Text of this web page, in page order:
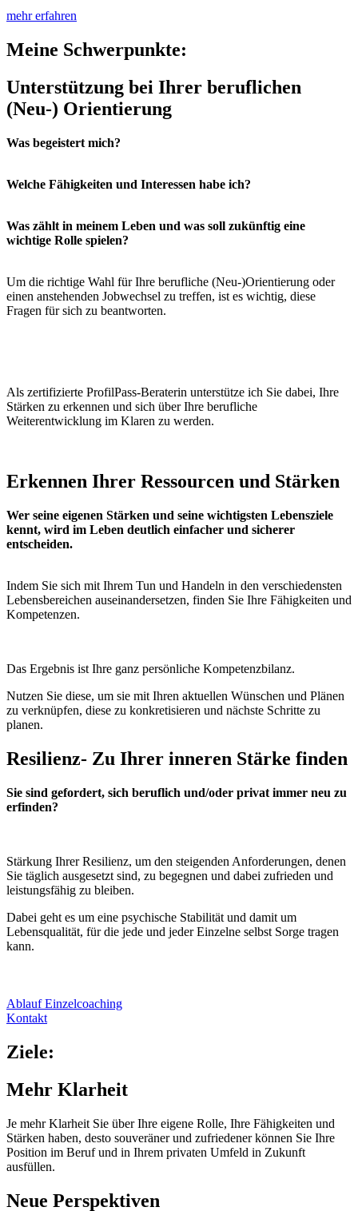
mehr erfahren
Meine Schwerpunkte:
Unterstützung bei Ihrer beruflichen
(Neu-) Orientierung
Was begeistert mich?
Welche Fähigkeiten und Interessen habe ich?
Was zählt in meinem Leben und was soll zukünftig eine
wichtige Rolle spielen?
Um die richtige Wahl für Ihre berufliche (Neu-)Orientierung oder
einen anstehenden Jobwechsel zu treffen, ist es wichtig, diese
Fragen für sich zu beantworten.
Als zertifizierte ProfilPass-Beraterin unterstütze ich Sie dabei, Ihre
Stärken zu erkennen und sich über Ihre berufliche
Weiterentwicklung im Klaren zu werden.
Erkennen Ihrer Ressourcen und Stärken
Wer seine eigenen Stärken und seine wichtigsten Lebensziele
kennt, wird im Leben deutlich einfacher und sicherer
entscheiden.
Indem Sie sich mit Ihrem Tun und Handeln in den verschiedensten
Lebensbereichen auseinandersetzen, finden Sie Ihre Fähigkeiten und
Kompetenzen.
Das Ergebnis ist Ihre ganz persönliche Kompetenzbilanz.
Nutzen Sie diese, um sie mit Ihren aktuellen Wünschen und Plänen
zu verknüpfen, diese zu konkretisieren und nächste Schritte zu
planen.
Resilienz- Zu Ihrer inneren Stärke finden
Sie sind gefordert, sich beruflich und/oder privat immer neu zu
erfinden?
Stärkung Ihrer Resilienz, um den steigenden Anforderungen, denen
Sie täglich ausgesetzt sind, zu begegnen und dabei zufrieden und
leistungsfähig zu bleiben.
Dabei geht es um eine psychische Stabilität und damit um
Lebensqualität, für die jede und jeder Einzelne selbst Sorge tragen
kann.
Ablauf Einzelcoaching
Kontakt
Ziele:
Mehr Klarheit
Je mehr Klarheit Sie über Ihre eigene Rolle, Ihre Fähigkeiten und
Stärken haben, desto souveräner und zufriedener können Sie Ihre
Position im Beruf und in Ihrem privaten Umfeld in Zukunft
ausfüllen.
Neue Perspektiven